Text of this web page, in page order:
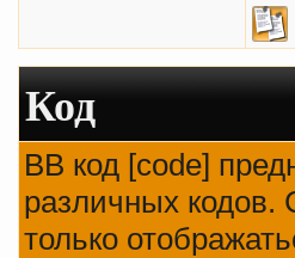
Код
BB код [code]
различных кодов.
только